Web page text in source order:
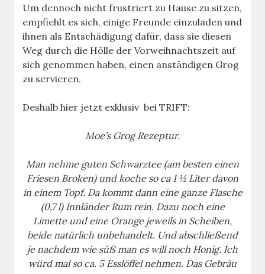
Um dennoch nicht frustriert zu Hause zu sitzen,
empfiehlt es sich, einige Freunde einzuladen und
ihnen als Entschädigung dafür, dass sie diesen
Weg durch die Hölle der Vorweihnachtszeit auf
sich genommen haben, einen anständigen Grog
zu servieren.
Deshalb hier jetzt exklusiv bei TRIFT:
Moe’s Grog Rezeptur.
Man nehme guten Schwarztee (am besten einen
Friesen Broken) und koche so ca 1 ½ Liter davon
in einem Topf. Da kommt dann eine ganze Flasche
(0,7 l) Innländer Rum rein. Dazu noch eine
Limette und eine Orange jeweils in Scheiben,
beide natürlich unbehandelt. Und abschließend
je nachdem wie süß man es will noch Honig. Ich
würd mal so ca. 5 Esslöffel nehmen. Das Gebräu